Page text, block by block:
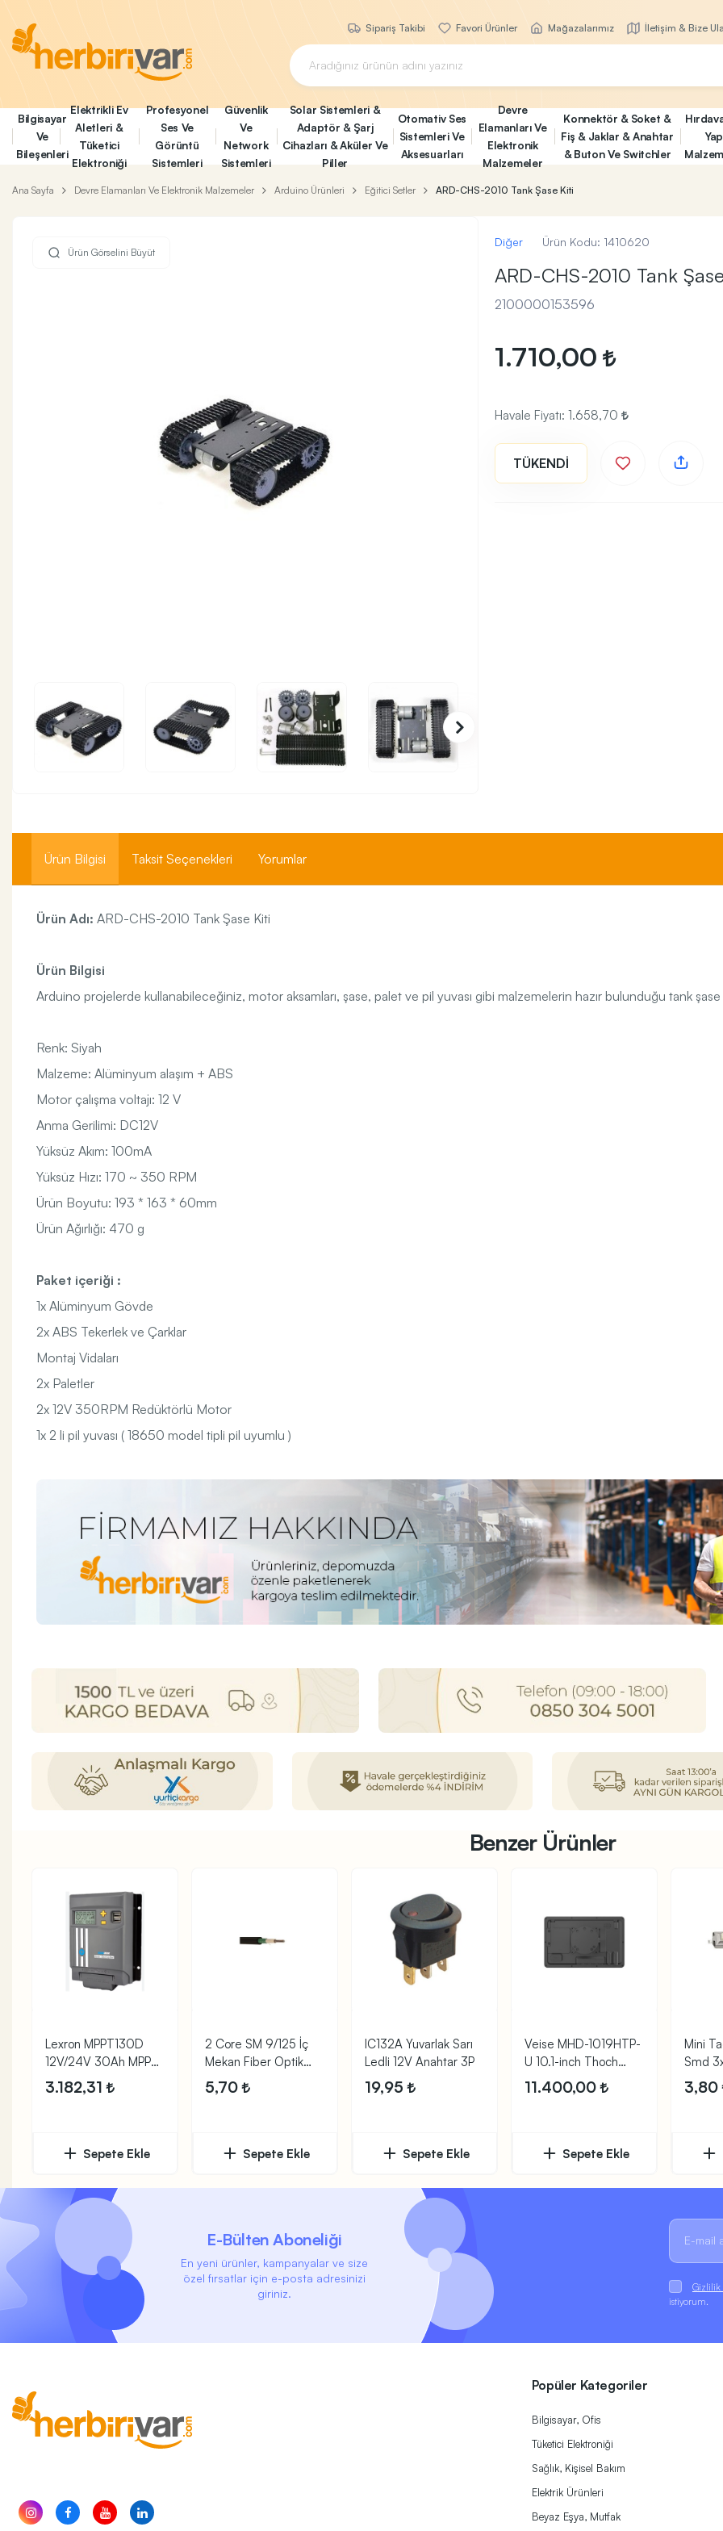
Sipariş Takibi Favori Ürünler Mağazalarımız İletişim & Bize
Bilgisayar
Ve
Bileşenleri
Elektrikli Ev
Aletleri &
Tüketici
Elektroniği
Profesyonel
Ses Ve
Görüntü
Sistemleri
Güvenlik
Ve
Network
Sistemleri
Solar Sistemleri &
Adaptör & Şarj
Cihazları & Aküler Ve
Piller
Otomativ Ses
Sistemleri Ve
Aksesuarları
Devre
Elamanları Ve
Elektronik
Malzemeler
Konnektör & Soket &
Fiş & Jaklar & Anahtar
& Buton Ve Switchler
Ana Sayfa Devre Elamanları Ve Elektronik Malzemeler Arduino Ürünleri Eğitici Setler ARD-CHS-2010 Tank Şase Kiti
Ürün Görselini Büyüt
Diğer Ürün Kodu: 1410620
ARD-CHS-2010 Tank
2100000153596
1.710,00
Havale Fiyatı: 1.658,70
TÜKENDİ
Ürün Bilgisi Taksit Seçenekleri Yorumlar
Ürün Adı: ARD-CHS-2010 Tank Şase Kiti
Ürün Bilgisi
Arduino projelerde kullanabileceğiniz, motor aksamları, şase, palet ve pil yuvası gibi malzemelerin hazır bulunduğu tank şase
Renk: Siyah
Malzeme: Alüminyum alaşım + ABS
Motor çalışma voltajı: 12 V
Anma Gerilimi: DC12V
Yüksüz Akım: 100mA
Yüksüz Hızı: 170 ~ 350 RPM
Ürün Boyutu: 193 * 163 * 60mm
Ürün Ağırlığı: 470 g
Paket içeriği :
1x Alüminyum Gövde
2x ABS Tekerlek ve Çarklar
Montaj Vidaları
2x Paletler
2x 12V 350RPM Redüktörlü Motor
1x 2 li pil yuvası ( 18650 model tipli pil uyumlu )
Benzer Ürünler
Lexron MPPT130D
12V/24V 30Ah MPPT
Solar Şarj Kontr
3.182,31
Sepete Ekle
2 Core SM 9/125 İç
Mekan Fiber Optik
Kablo
5,70
Sepete Ekle
IC132A Yuvarlak Sarı
Ledli 12V Anahtar 3P
19,95
Sepete Ekle
Veise MHD-1019HTP-
U 10.1-inch Thoch
monitör
11.400,00
Sepete Ekle
Mini
Smd
Teyp
3,80
E-Bülten Aboneliği
En yeni ürünler, kampanyalar ve size
özel fırsatlar için e-posta adresinizi
giriniz.
Gizlilik
istiyorum.
Popüler Kategoriler
Bilgisayar, Ofis
Tüketici Elektroniği
Sağlık, Kişisel Bakım
Elektrik Ürünleri
Beyaz Eşya, Mutfak